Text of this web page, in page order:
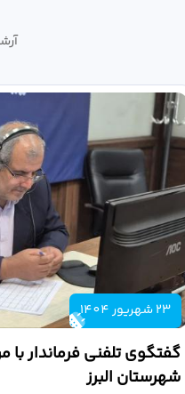
23 شهریور 1404
گفتگوی تلفنی فرماندار با
شهرستان البرز